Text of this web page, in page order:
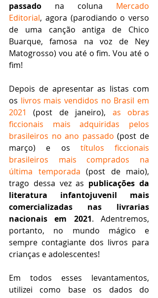
passado na coluna Mercado
Editorial, agora (parodiando o verso
de uma canção antiga de Chico
Buarque, famosa na voz de Ney
Matogrosso) vou até o fim. Vou até o
fim!
Depois de apresentar as listas com
os livros mais vendidos no Brasil em
2021
(post de janeiro), as obras
ficcionais mais adquiridas pelos
brasileiros no ano passado (post de
março) e os títulos ficcionais
brasileiros mais comprados na
última temporada (post de maio),
trago dessa vez as publicações da
literatura infantojuvenil mais
comercializadas nas livrarias
nacionais em 2021. Adentremos,
portanto, no mundo mágico e
sempre contagiante dos livros para
crianças e adolescentes!
Em todos esses levantamentos,